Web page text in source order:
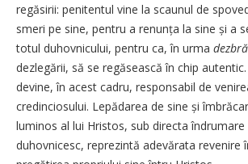
regăsirii: penitentul vine la scaunul de
smeri pe sine, pentru a renunța la sine și a
totul duhovnicului, pentru ca, în urma
dezlegării, să se regăsească în chip
devine, în acest cadru, responsa­bil de
credinciosului. Lepădarea de sine și
luminos al lui Hristos, sub directa îndrumare
duhovnicesc, reprezintă adevărata revenire